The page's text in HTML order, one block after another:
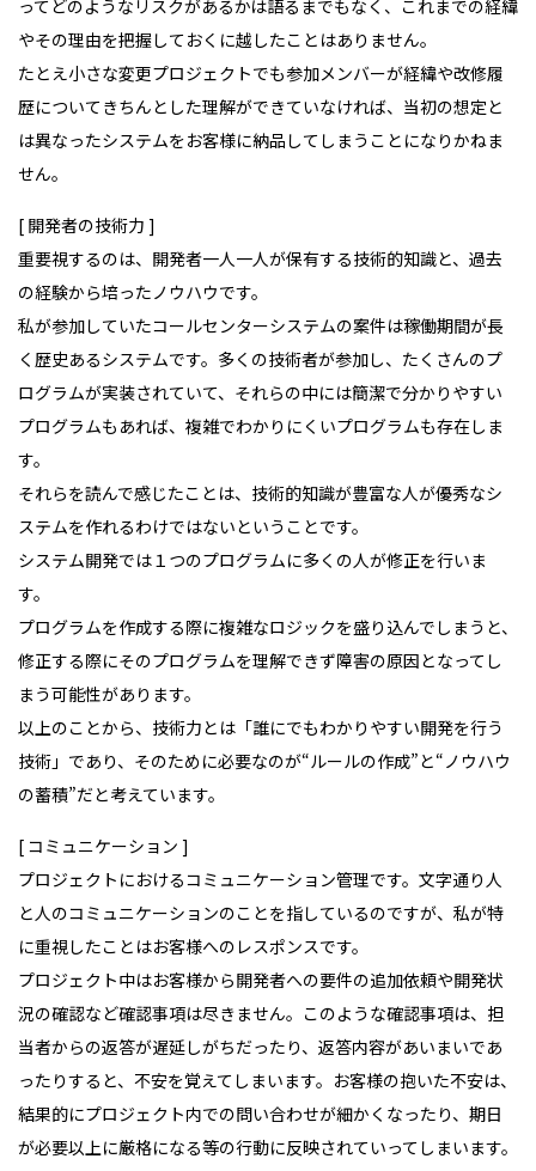
ってどのようなリスクがあるかは語るまでもなく、これまでの経緯
やその理由を把握しておくに越したことはありません。
たとえ小さな変更プロジェクトでも参加メンバーが経緯や改修履
歴についてきちんとした理解ができていなければ、当初の想定と
は異なったシステムをお客様に納品してしまうことになりかねま
せん。
[ 開発者の技術力 ]
重要視するのは、開発者一人一人が保有する技術的知識と、過去
の経験から培ったノウハウです。
私が参加していたコールセンターシステムの案件は稼働期間が長
く歴史あるシステムです。多くの技術者が参加し、たくさんのプ
ログラムが実装されていて、それらの中には簡潔で分かりやすい
プログラムもあれば、複雑でわかりにくいプログラムも存在しま
す。
それらを読んで感じたことは、技術的知識が豊富な人が優秀なシ
ステムを作れるわけではないということです。
システム開発では１つのプログラムに多くの人が修正を行いま
す。
プログラムを作成する際に複雑なロジックを盛り込んでしまうと、
修正する際にそのプログラムを理解できず障害の原因となってし
まう可能性があります。
以上のことから、技術力とは「誰にでもわかりやすい開発を行う
技術」であり、そのために必要なのが“ルールの作成”と“ノウハウ
の蓄積”だと考えています。
[ コミュニケーション ]
プロジェクトにおけるコミュニケーション管理です。文字通り人
と人のコミュニケーションのことを指しているのですが、私が特
に重視したことはお客様へのレスポンスです。
プロジェクト中はお客様から開発者への要件の追加依頼や開発状
況の確認など確認事項は尽きません。このような確認事項は、担
当者からの返答が遅延しがちだったり、返答内容があいまいであ
ったりすると、不安を覚えてしまいます。お客様の抱いた不安は、
結果的にプロジェクト内での問い合わせが細かくなったり、期日
が必要以上に厳格になる等の行動に反映されていってしまいます。